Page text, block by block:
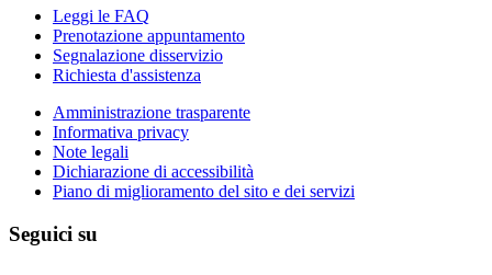
Leggi le FAQ
Prenotazione appuntamento
Segnalazione disservizio
Richiesta d'assistenza
Amministrazione trasparente
Informativa privacy
Note legali
Dichiarazione di accessibilità
Piano di miglioramento del sito e dei servizi
Seguici su